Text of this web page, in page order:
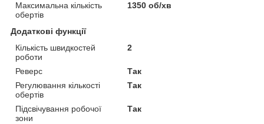
Максимальна кількість
обертів
1350 об/хв
Додаткові функції
Кількість швидкостей
роботи
2
Реверс
Так
Регулювання кількості
обертів
Так
Підсвічування робочої
зони
Так